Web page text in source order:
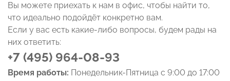
Вы можете приехать к нам в офис, чтобы найти то,
что идеально подойдёт конкретно вам.
Если у вас есть какие-либо вопросы, будем рады на
них ответить:
+7 (495) 964-08-93
Время работы: Понедельник-Пятница с 9:00 до 17:00